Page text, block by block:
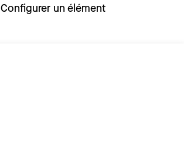
Configurer un élément